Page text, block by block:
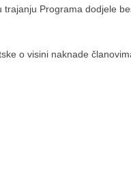
Programa dodjele
o visini naknade